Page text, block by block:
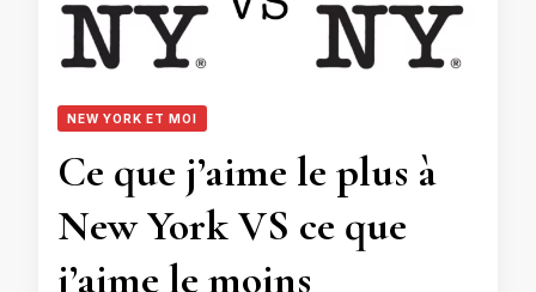
NEW YORK ET MOI
Ce que j’aime le plus à
New York VS ce que
j’aime le moins